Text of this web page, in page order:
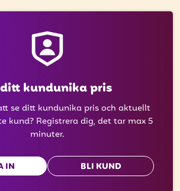
kundunika pris
se ditt kundunika pris och aktuellt
kund? Registrera dig, det tar max 5
minuter.
IN BLI KUND